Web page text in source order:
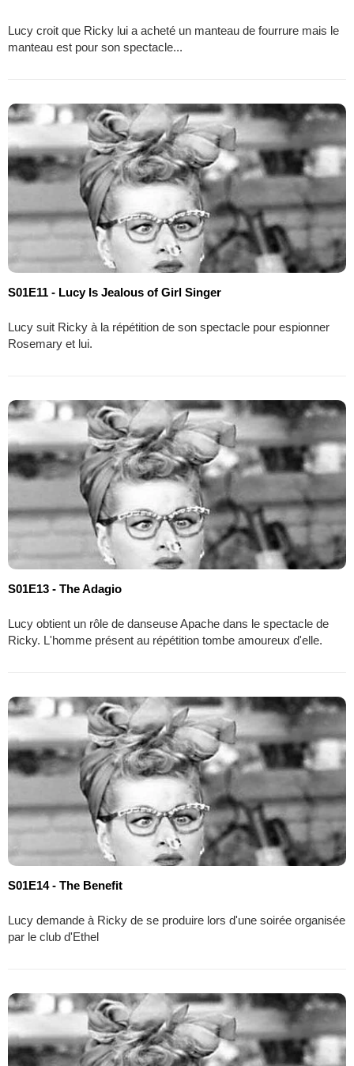
Lucy croit que Ricky lui a acheté un manteau de fourrure mais le
manteau est pour son spectacle...
S01E11 - Lucy Is Jealous of Girl Singer
Lucy suit Ricky à la répétition de son spectacle pour espionner
Rosemary et lui.
S01E13 - The Adagio
Lucy obtient un rôle de danseuse Apache dans le spectacle de
Ricky. L'homme présent au répétition tombe amoureux d'elle.
S01E14 - The Benefit
Lucy demande à Ricky de se produire lors d'une soirée organisée
par le club d'Ethel